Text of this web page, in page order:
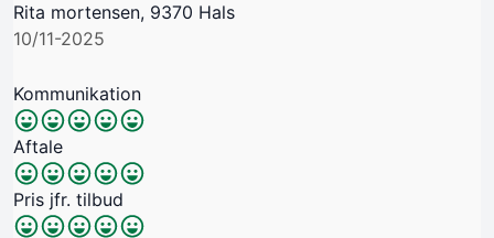
Rita mortensen, 9370 Hals
10/11-2025
Kommunikation
Aftale
Pris jfr. tilbud